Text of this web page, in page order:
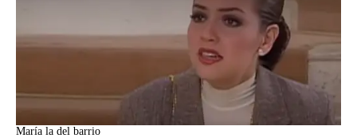
María la del barrio